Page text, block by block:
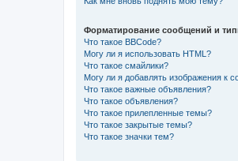
Форматирование сообщений и
Что такое BBCode?
Могу ли я использовать HTML?
Что такое смайлики?
Могу ли я добавлять изображения к
Что такое важные объявления?
Что такое объявления?
Что такое прилепленные темы?
Что такое закрытые темы?
Что такое значки тем?